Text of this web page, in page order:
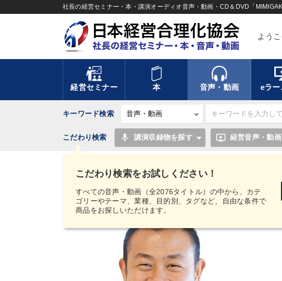
社長の経営セミナー・本・講演オーディオ音声・動画・CD＆DVD「
ようこ
経営セミナー 本 音声・動画 eラ
キーワード検索
こだわり検索をお試しください！
すべての音声・動画（全2076タイトル）の中から、カテ
ゴリーやテーマ、業種、目的別、タグなど、自由な条件で
商品をお探しいただけます。
こだわり検索 mic 講演収録物を探す ondemand_video 経営音声・動
【MIMIGAKU／ミミガク／耳学】全国経営
（ストリーミング）
佐々木大輔 経営プラットフォーム「freee」